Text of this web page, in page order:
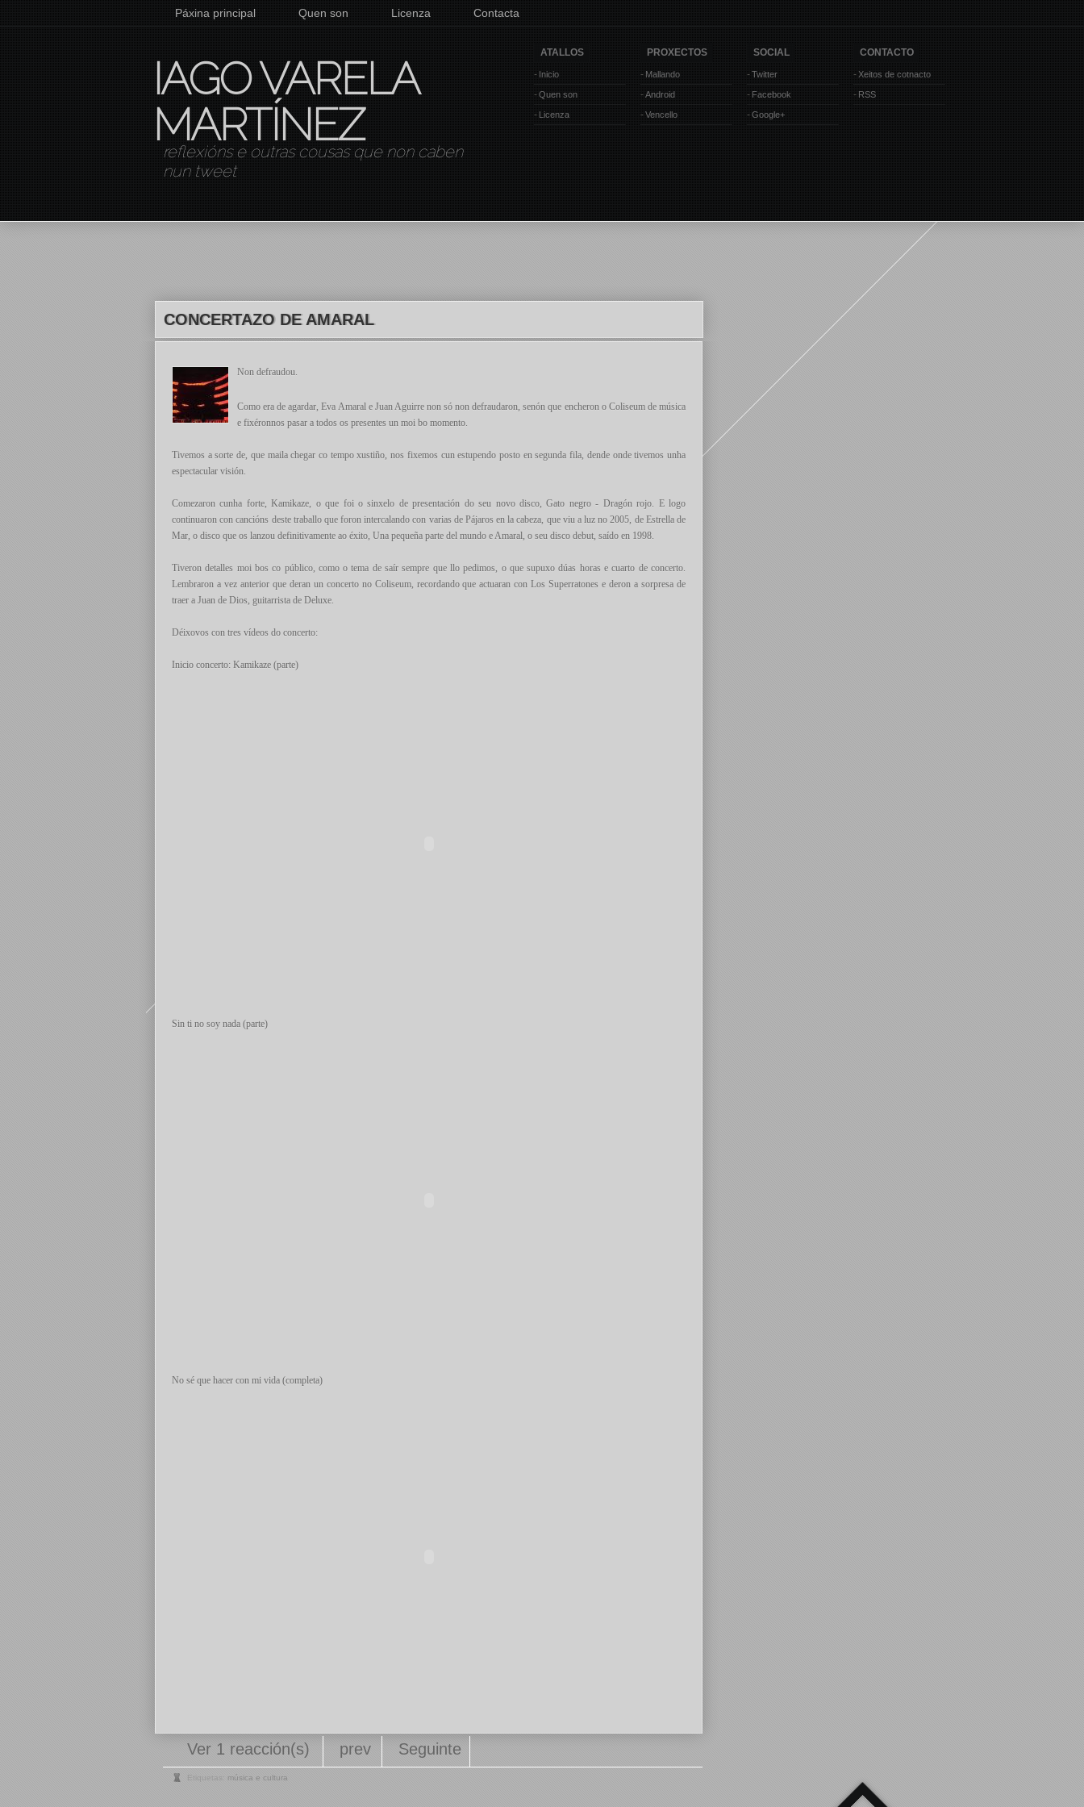
Páxina principal Quen son Licenza Contacta
IAGO VARELA
MARTÍNEZ
reflexións e outras cousas que non caben
nun tweet
ATALLOS
Inicio
Quen son
Licenza
PROXECTOS
Mallando
Android
Vencello
SOCIAL
Twitter
Facebook
Google+
CONTACTO
Xeitos de cotnacto
RSS
CONCERTAZO DE AMARAL
Non defraudou.
Como era de agardar, Eva Amaral e Juan Aguirre non só non defraudaron, senón que encheron o Coliseum de música
e fixéronnos pasar a todos os presentes un moi bo momento.
Tivemos a sorte de, que maila chegar co tempo xustiño, nos fixemos cun estupendo posto en segunda fila, dende onde tivemos unha
espectacular visión.
Comezaron cunha forte,Kamikaze, o que foi o sinxelo de presentación do seu novo disco,Gato negro - Dragón rojo. E logo
continuaron con cancións deste traballo que foron intercalando con varias de Pájaros en la cabeza, que viu a luz no 2005, de Estrella de
Mar, o disco que os lanzou definitivamente ao éxito, Una pequeña parte del mundo eAmaral, o seu disco debut, saído en 1998.
Tiveron detalles moi bos co público, como o tema de saír sempre que llo pedimos, o que supuxo dúas horas e cuarto de concerto.
Lembraron a vez anterior que deran un concerto no Coliseum, recordando que actuaran conLos Superratones e deron a sorpresa de
traer a Juan de Dios, guitarrista de Deluxe.
Déixovos con tres vídeos do concerto:
Inicio concerto: Kamikaze (parte)
Sin ti no soy nada (parte)
No sé que hacer con mi vida (completa)
Ver 1 reacción(s) prev Seguinte
Etiquetas: música e cultura